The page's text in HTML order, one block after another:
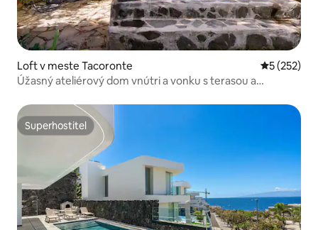
Loft v meste Tacoronte Priemerné
5 (252)
Úžasný ateliérový dom vnútri a vonku s terasou a
Superhostiteľ
Superhostiteľ